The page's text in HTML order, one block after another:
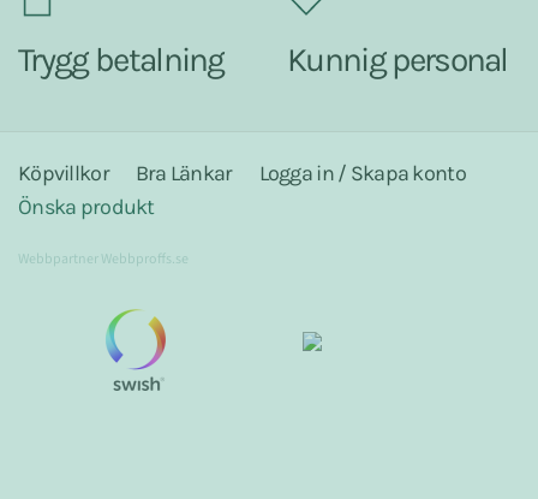
Trygg betalning Kunnig personal
Köpvillkor Bra Länkar
Logga in / Skapa konto
Önska produkt
WebbpartnerWebbproffs.se